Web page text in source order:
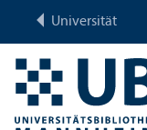
Universität